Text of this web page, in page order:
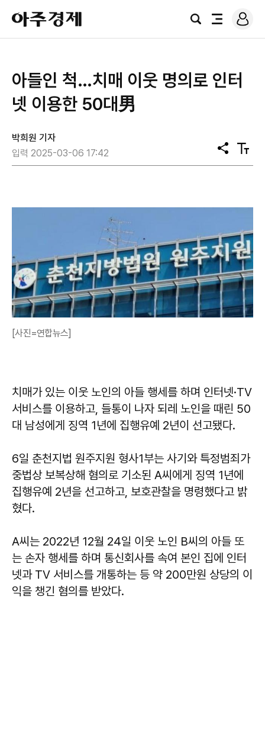
아
주
경
검
전
로
그
아들인 척…치매 이웃 명의로 인터
넷 이용한 50대男
박희원 기자
입력 2025-03-06 17:42
공
유
텍
스
[사진=연합뉴스]
치매가 있는 이웃 노인의 아들 행세를 하며 인터넷·TV
서비스를 이용하고, 들통이 나자 되레 노인을 때린 50
대 남성에게 징역 1년에 집행유예 2년이 선고됐다.
6일 춘천지법 원주지원 형사1부는 사기와 특정범죄가
중법상 보복상해 혐의로 기소된 A씨에게 징역 1년에
집행유예 2년을 선고하고, 보호관찰을 명령했다고 밝
혔다.
A씨는 2022년 12월 24일 이웃 노인 B씨의 아들 또
는 손자 행세를 하며 통신회사를 속여 본인 집에 인터
넷과 TV 서비스를 개통하는 등 약 200만원 상당의 이
익을 챙긴 혐의를 받았다.